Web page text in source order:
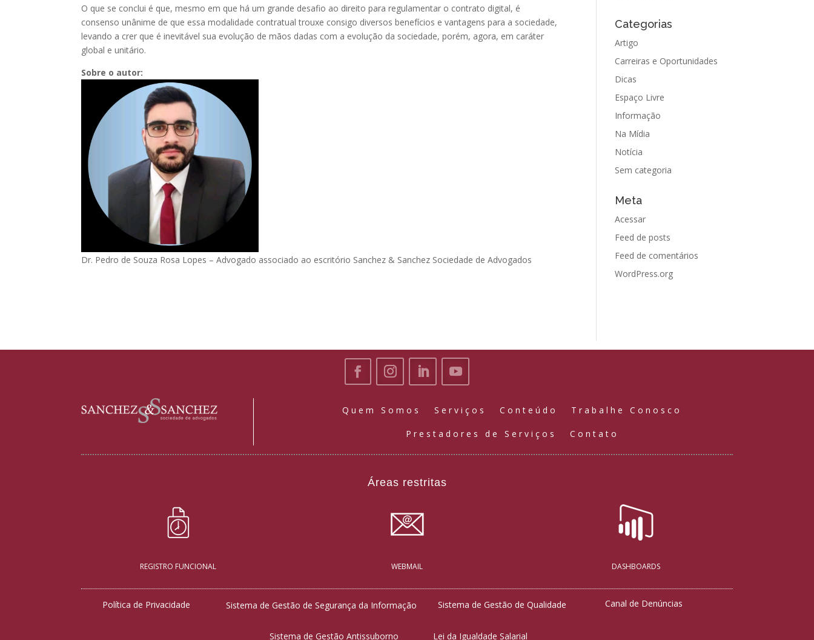
O que se conclui é que, mesmo em que há um grande desafio ao direito para regulamentar o contrato digital, é
consenso unânime de que essa modalidade contratual trouxe consigo diversos benefícios e vantagens para a sociedade,
levando a crer que é inevitável sua evolução de mãos dadas com a evolução da sociedade, porém, agora, em caráter
global e unitário.
Sobre o autor:
Dr. Pedro de Souza Rosa Lopes – Advogado associado ao escritório Sanchez & Sanchez Sociedade de Advogados
Categorias
Artigo
Carreiras e Oportunidades
Dicas
Espaço Livre
Informação
Na Mídia
Notícia
Sem categoria
Meta
Acessar
Feed de posts
Feed de comentários
WordPress.org
Quem Somos Serviços Conteúdo Trabalhe Conosco
Prestadores de Serviços Contato
Áreas restritas
REGISTRO FUNCIONAL WEBMAIL DASHBOARDS
Política de Privacidade Sistema de Gestão de Segurança da Informação Sistema de Gestão de Qualidade Canal de Denúncias
Sistema de Gestão Antissuborno Lei da Igualdade Salarial